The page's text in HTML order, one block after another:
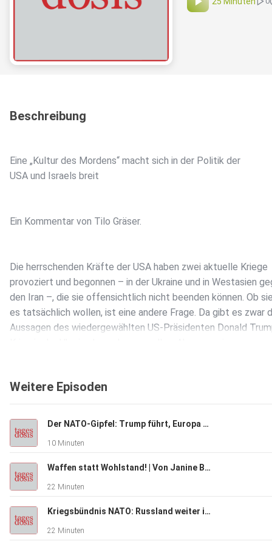
Beschreibung
Eine „Kultur des Mordens“ macht sich in der Politik der
USA und Israels breit
Ein Kommentar von Tilo Gräser.
Die herrschenden Kräfte der USA haben zwei aktuelle Kriege
provoziert und begonnen – in der Ukraine und in Westasien
den Iran –, die sie offensichtlich nicht beenden können. Ob sie
es tatsächlich wollen, ist eine andere Frage. Da gibt es zwar
Aussagen des wiedergewählten US-Präsidenten Donald
Ukraine-Krieg auf dem Schlachtfeld entschieden wird.
Ähnlich sieht es inzwischen beim Krieg der USA und Israels
den Iran aus. Was als kurzer Waffengang samt massivem
„Enthauptungsschlag“ gegen Teheran und folgendem
gedacht schien, droht, ein weiterer langwieriger Zermürbungs-
Widerstand zunehmend globale Folgen, die sich stärker als im
Zusammenhang mit dem Ukraine-Krieg auswirken. Davon
Weitere Episoden
Der NATO-Gipfel: Trump führt, Europa folgt | Von Rainer Rupp
10 Minuten
Waffen statt Wohlstand! | Von Janine Beicht
22 Minuten
Kriegsbündnis NATO: Russland weiter im Visier | Von Tilo Gräser
22 Minuten